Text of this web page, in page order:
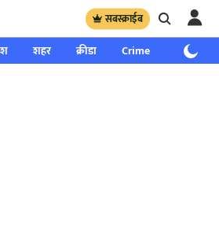
सबस्क्राईब
शहर क्रीडा Crime साप्ताहिक